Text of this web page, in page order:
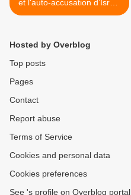
et l'auto-accusation d’Israël
: une explication
Hosted by Overblog
Top posts
Pages
Contact
Report abuse
Terms of Service
Cookies and personal data
Cookies preferences
See 's profile on Overblog portal